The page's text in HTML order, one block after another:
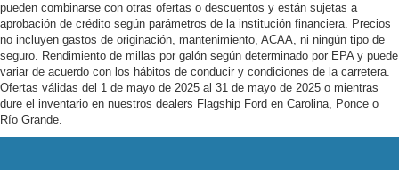
pueden combinarse con otras ofertas o descuentos y están sujetas a
aprobación de crédito según parámetros de la institución financiera. Precios
no incluyen gastos de originación, mantenimiento, ACAA, ni ningún tipo de
seguro. Rendimiento de millas por galón según determinado por EPA y puede
variar de acuerdo con los hábitos de conducir y condiciones de la carretera.
Ofertas válidas del 1 de mayo de 2025 al 31 de mayo de 2025 o mientras
dure el inventario en nuestros dealers Flagship Ford en Carolina, Ponce o
Río Grande.